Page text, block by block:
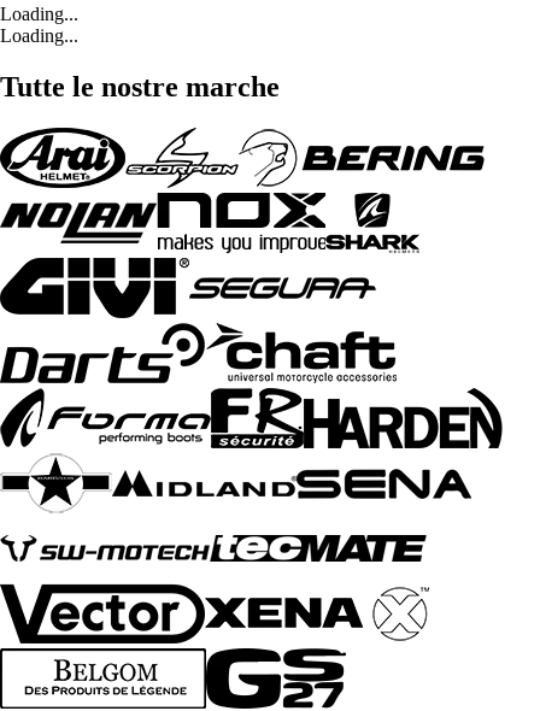
Loading...
Loading...
Tutte le nostre marche